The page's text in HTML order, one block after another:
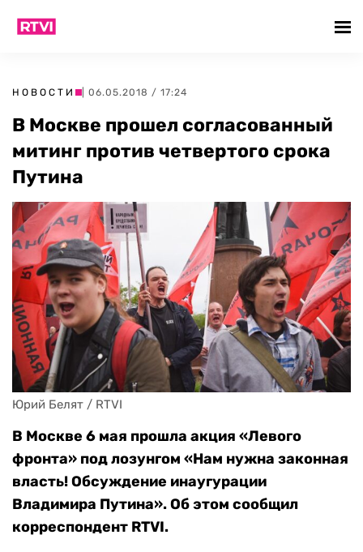
НОВОСТИ | 06.05.2018 / 17:24
В Москве прошел согласованный
митинг против четвертого срока
Путина
Юрий Белят / RTVI
В Москве 6 мая прошла акция «Левого
фронта» под лозунгом «Нам нужна законная
власть! Обсуждение инаугурации
Владимира Путина». Об этом сообщил
корреспондент RTVI.